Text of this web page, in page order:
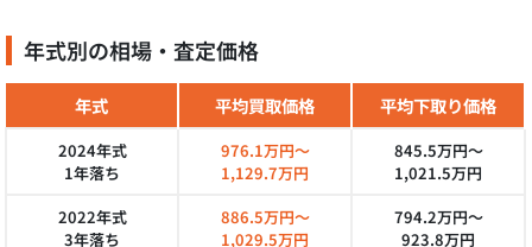
年式別の相場・査定価格
年式 平均買取価格 平均下取り価格
2024年式
1年落ち
976.1万円～
1,129.7万円
845.5万円～
1,021.5万円
2022年式
3年落ち
886.5万円～
1,029.5万円
794.2万円～
923.8万円